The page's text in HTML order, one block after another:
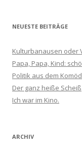
NEUESTE BEITRÄGE
Kulturbanausen oder
Papa, Papa, Kind:
Politik aus dem
Der ganz heiße Scheiß
Ich war im Kino.
ARCHIV